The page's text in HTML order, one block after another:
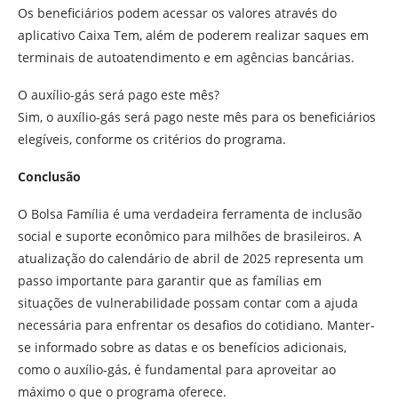
Os beneficiários podem acessar os valores através do
aplicativo Caixa Tem, além de poderem realizar saques em
terminais de autoatendimento e em agências bancárias.
O auxílio-gás será pago este mês?
Sim, o auxílio-gás será pago neste mês para os beneficiários
elegíveis, conforme os critérios do programa.
Conclusão
O Bolsa Família é uma verdadeira ferramenta de inclusão
social e suporte econômico para milhões de brasileiros. A
atualização do calendário de abril de 2025 representa um
passo importante para garantir que as famílias em
situações de vulnerabilidade possam contar com a ajuda
necessária para enfrentar os desafios do cotidiano. Manter-
se informado sobre as datas e os benefícios adicionais,
como o auxílio-gás, é fundamental para aproveitar ao
máximo o que o programa oferece.